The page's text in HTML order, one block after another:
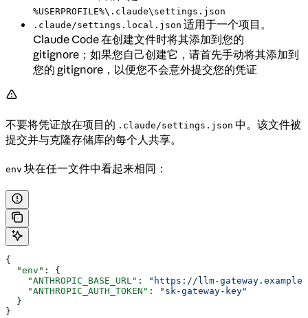
%USERPROFILE%\.claude\settings.json
.claude/settings.local.json 适用于一个项目。
Claude Code 在创建文件时将其添加到您的
gitignore；如果您自己创建它，请首先手动将其添加到
您的 gitignore，以便您不会意外提交您的凭证
不要将凭证放在项目的 .claude/settings.json 中。该文件被
提交并与克隆存储库的每个人共享。
env 块在任一文件中看起来相同：
{
  "env"
: {
    "ANTHROPIC_BASE_URL"
:
"https://llm-
    "ANTHROPIC_AUTH_TOKEN"
:
"sk-gateway-key"
  }
}